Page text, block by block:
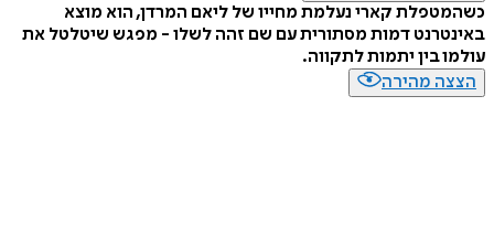
כשהמטפלת קארי נעלמת מחייו של ליאם המרדן, הוא מוצא
באינטרנט דמות מסתורית עם שם זהה לשלו - מפגש שיטלטל את
עולמו בין יתמות לתקווה.
הצצה מהירה